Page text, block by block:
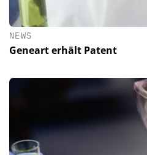
NEWS
Geneart erhält Patent